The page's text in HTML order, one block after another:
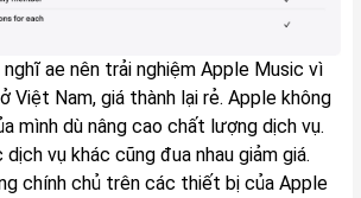
ae nên trải nghiệm Apple Music vì
Việt Nam, giá thành lại rẻ. Apple không
mình dù nâng cao chất lượng dịch vụ.
vụ khác cũng đua nhau giảm giá.
chính chủ trên các thiết bị của Apple